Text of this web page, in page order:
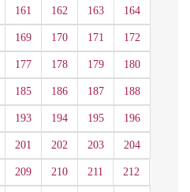
161 162 163 164
169 170 171 172
177 178 179 180
185 186 187 188
193 194 195 196
201 202 203 204
209 210 211 212